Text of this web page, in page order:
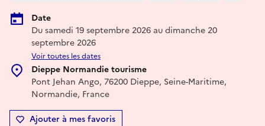
Date
Du samedi 19 septembre 2026 au dimanche 20
septembre 2026
Voir toutes les dates
Dieppe Normandie tourisme
Pont Jehan Ango, 76200 Dieppe, Seine-Maritime,
Normandie, France
Ajouter à mes favoris